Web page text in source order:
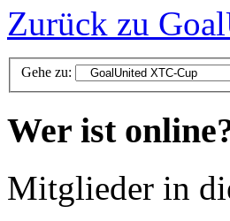
Zurück zu
Gehe zu:
Wer ist
Mitglieder in